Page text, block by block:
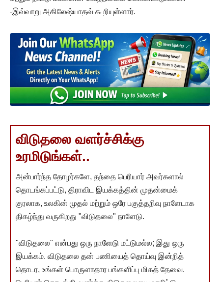
-இவ்வாறு அகிலேஷ்யாதவ் கூறியுள்ளார்.
விடுதலை வளர்ச்சிக்கு
உரமிடுங்கள்..
அன்பார்ந்த தோழர்களே, தந்தை பெரியார் அவர்களால்
தொடங்கப்பட்டு, திராவிட இயக்கத்தின் முதன்மைக்
குரலாக, உலகின் முதல் மற்றும் ஒரே பகுத்தறிவு நாளேடாக
திகழ்ந்து வருகிறது "விடுதலை" நாளேடு.
"விடுதலை" என்பது ஒரு நாளேடு மட்டுமல்ல; இது ஒரு
இயக்கம். விடுதலை தன் பணியைத் தொய்வு இன்றித்
தொடர, உங்கள் பொருளாதார பங்களிப்பு மிகத் தேவை.